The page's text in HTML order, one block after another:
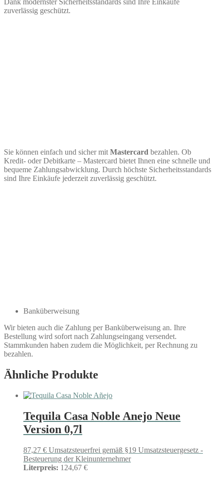
Dank modernster Sicherheitsstandards sind Ihre Einkäufe
zuverlässig geschützt.
Sie können einfach und sicher mit Mastercard bezahlen. Ob
Kredit- oder Debitkarte – Mastercard bietet Ihnen eine schnelle und
bequeme Zahlungsabwicklung. Durch höchste Sicherheitsstandards
sind Ihre Einkäufe jederzeit zuverlässig geschützt.
Banküberweisung
Wir bieten auch die Zahlung per Banküberweisung an. Ihre
Bestellung wird sofort nach Zahlungseingang versendet.
Stammkunden haben zudem die Möglichkeit, per Rechnung zu
bezahlen.
Ähnliche Produkte
Tequila Casa Noble Anejo Neue
Version 0,7l
87,27 € Umsatzsteuerfrei gemäß §19 Umsatzsteuergesetz -
Besteuerung der Kleinunternehmer
Literpreis: 124,67 €